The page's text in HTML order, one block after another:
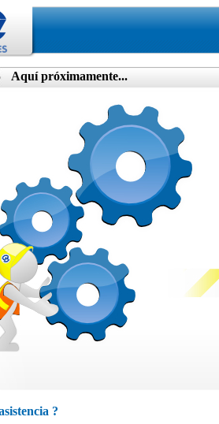
Aquí próximamente...
?